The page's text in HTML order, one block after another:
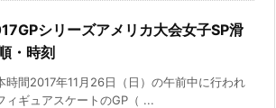
シリーズアメリカ大会女子SP滑
・時刻
時間2017年11月26日（日）の午前中に行われ
ィギュアスケートのGP（ ...